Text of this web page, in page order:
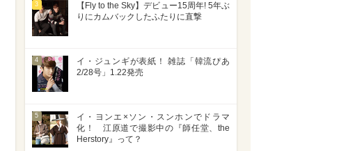
3
【Fly to the Sky】デビュー15周年! 5年ぶ
りにカムバックしたふたりに直撃
4
イ・ジュンギが表紙！ 雑誌「韓流ぴあ
2/28号」1.22発売
5
イ・ヨンエ×ソン・スンホンでドラマ
化！ 江原道で撮影中の『師任堂、the
Herstory』って？